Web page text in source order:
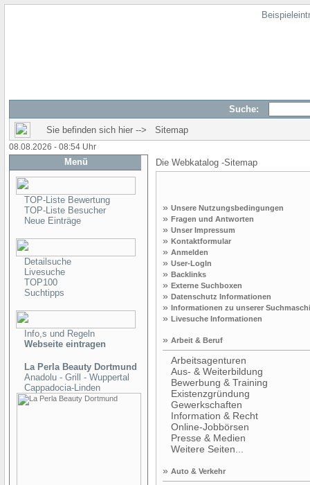
Suche:
Sie befinden sich hier --> Sitemap
08.08.2026 - 08:54 Uhr
Menü
TOP-Liste Bewertung
TOP-Liste Besucher
Neue Einträge
Detailsuche
Livesuche
TOP100
Suchtipps
Info,s und Regeln
Webseite eintragen
La Perla Beauty Dortmund
Anadolu - Grill - Wuppertal
Cappadocia-Linden
Die Webkatalog -Sitemap
» Unsere Nutzungsbedingungen
» Fragen und Antworten
» Unser Impressum
» Kontaktformular
» Anmelden
» User-LogIn
» Backlinks
» Externe Suchboxen
» Datenschutz Informationen
» Informationen zu unserer
» Livesuche Informationen
» Arbeit & Beruf
Arbeitsagenturen
Aus- & Weiterbildung
Bewerbung & Training
Existenzgründung
Gewerkschaften
Information & Recht
Online-Jobbörsen
Presse & Medien
Weitere Seiten...
» Auto & Verkehr